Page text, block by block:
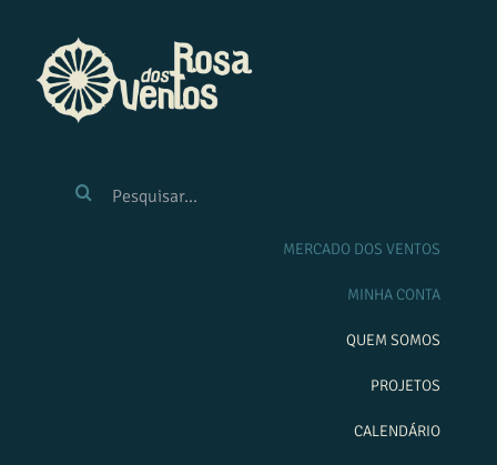
conteúdo
RESULTADOS
MERCADO DOS VENTOS
MINHA CONTA
QUEM SOMOS
PROJETOS
CALENDÁRIO